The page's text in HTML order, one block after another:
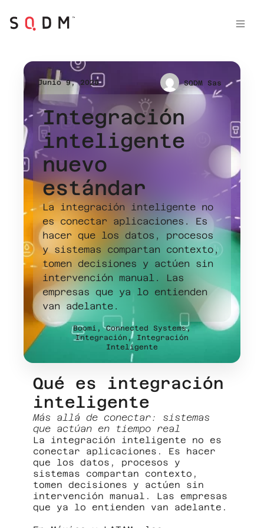
Junio 9, 2026 SQDM Sas
Integración
inteligente
nuevo
estándar
La integración inteligente no
es conectar aplicaciones. Es
hacer que los datos, procesos
y sistemas compartan contexto,
tomen decisiones y actúen sin
intervención manual. Las
empresas que ya lo entienden
van adelante.
Boomi ,Connected Systems,
Integración , Integración
Inteligente
Qué es integración
inteligente
Más allá de conectar: sistemas
que actúan en tiempo real
La integración inteligente no es
conectar aplicaciones. Es hacer
que los datos, procesos y
sistemas compartan contexto,
tomen decisiones y actúen sin
intervención manual. Las empresas
que ya lo entienden van adelante.